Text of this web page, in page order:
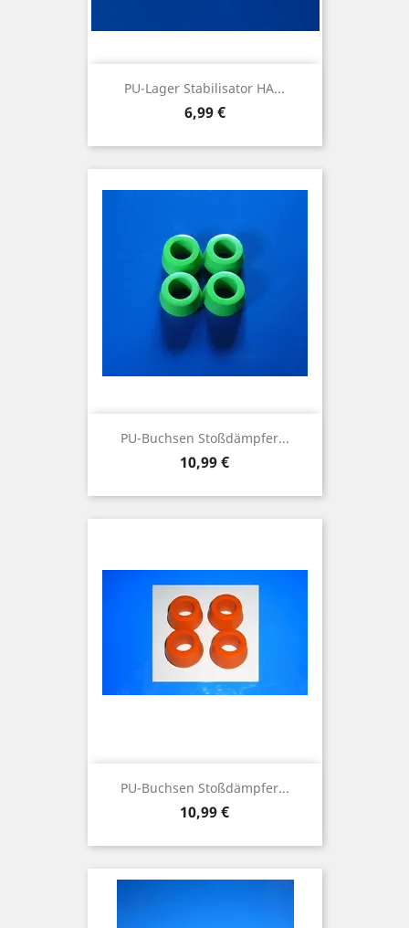
PU-Lager Stabilisator HA...
Preis
6,99 €
PU-Buchsen Stoßdämpfer...
Preis
10,99 €
PU-Buchsen Stoßdämpfer...
Preis
10,99 €